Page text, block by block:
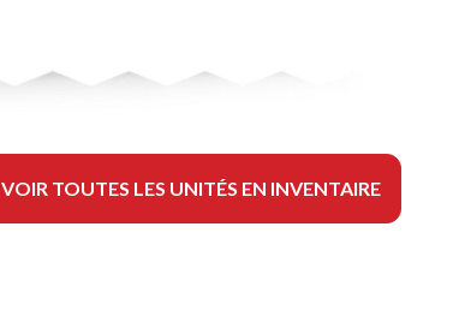
VOIR TOUTES LES UNITÉS EN INVENTAIRE